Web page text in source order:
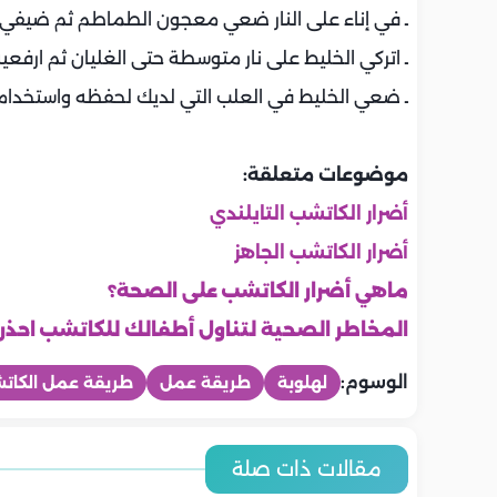
ـ في إناء على النار ضعي معجون الطماطم ثم ضيفي
ـ اتركي الخليط على نار متوسطة حتى الغليان ثم
ـ ضعي الخليط في العلب التي لديك لحفظه
موضوعات متعلقة:
أضرار الكاتشب التايلندي
أضرار الكاتشب الجاهز
ماهي أضرار الكاتشب على الصحة؟
المخاطر الصحية لتناول أطفالك للكاتشب
الوسوم: لهلوبة طريقة عمل طريقة عمل
مقالات ذات صلة
أسعار اللحوم والدواجن والاسماك
طريقة عمل التونة بالمكرونة..
طريقة عمل
المطبخ
طريقة عمل التونة بالأفوكادو